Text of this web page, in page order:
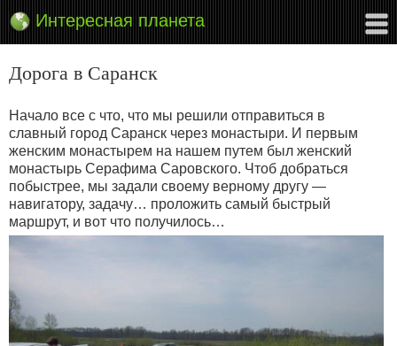
Интересная планета
Дорога в Саранск
Начало все с что, что мы решили отправиться в
славный город Саранск через монастыри. И первым
женским монастырем на нашем путем был женский
монастырь Серафима Саровского. Чтоб добраться
побыстрее, мы задали своему верному другу —
навигатору, задачу… проложить самый быстрый
маршрут, и вот что получилось…